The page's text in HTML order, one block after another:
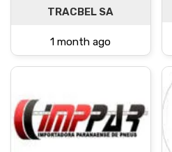
TRACBEL SA
1 month ago